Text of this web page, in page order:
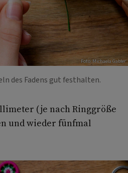
Foto: Michaela Gabler
des Fadens gut festhalten.
(je nach Ringgröße
und wieder fünfmal